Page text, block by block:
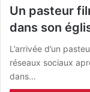
Un pasteur
dans son
L’arrivée d’un
réseaux sociaux
dans…